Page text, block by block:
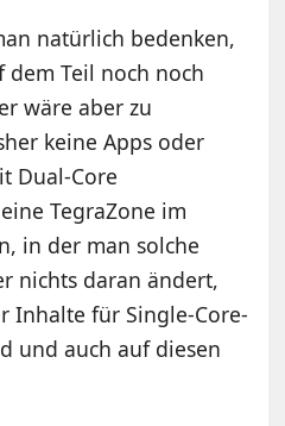
natürlich bedenken,
dem Teil noch noch
wäre aber zu
keine Apps oder
Dual-Core
TegraZone im
in der man solche
nichts daran ändert,
Inhalte für Single-Core-
und auch auf diesen